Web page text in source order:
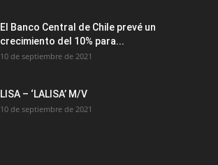
El Banco Central de Chile prevé un
crecimiento del 10% para...
10 de septiembre de 2021
LISA – ‘LALISA’ M/V
10 de septiembre de 2021